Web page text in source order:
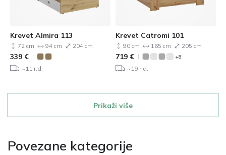
Krevet Almira 113
72 cm 94 cm 204 cm
339 €
~11 r.d.
Krevet Catromi 101
90 cm 165 cm 205 cm
719 € +8
~19 r.d.
Prikaži više
Povezane kategorije